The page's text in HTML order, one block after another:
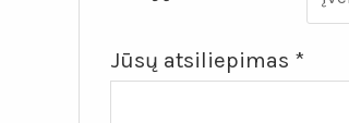
Jūsų atsiliepimas *